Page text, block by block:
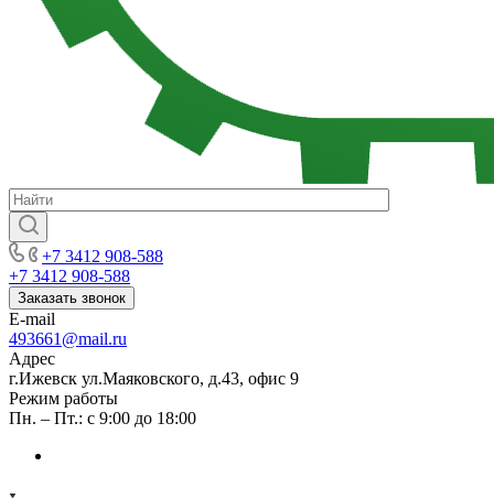
+7 3412 908-588
+7 3412 908-588
Заказать звонок
E-mail
493661@mail.ru
Адрес
г.Ижевск ул.Маяковского, д.43, офис 9
Режим работы
Пн. – Пт.: с 9:00 до 18:00